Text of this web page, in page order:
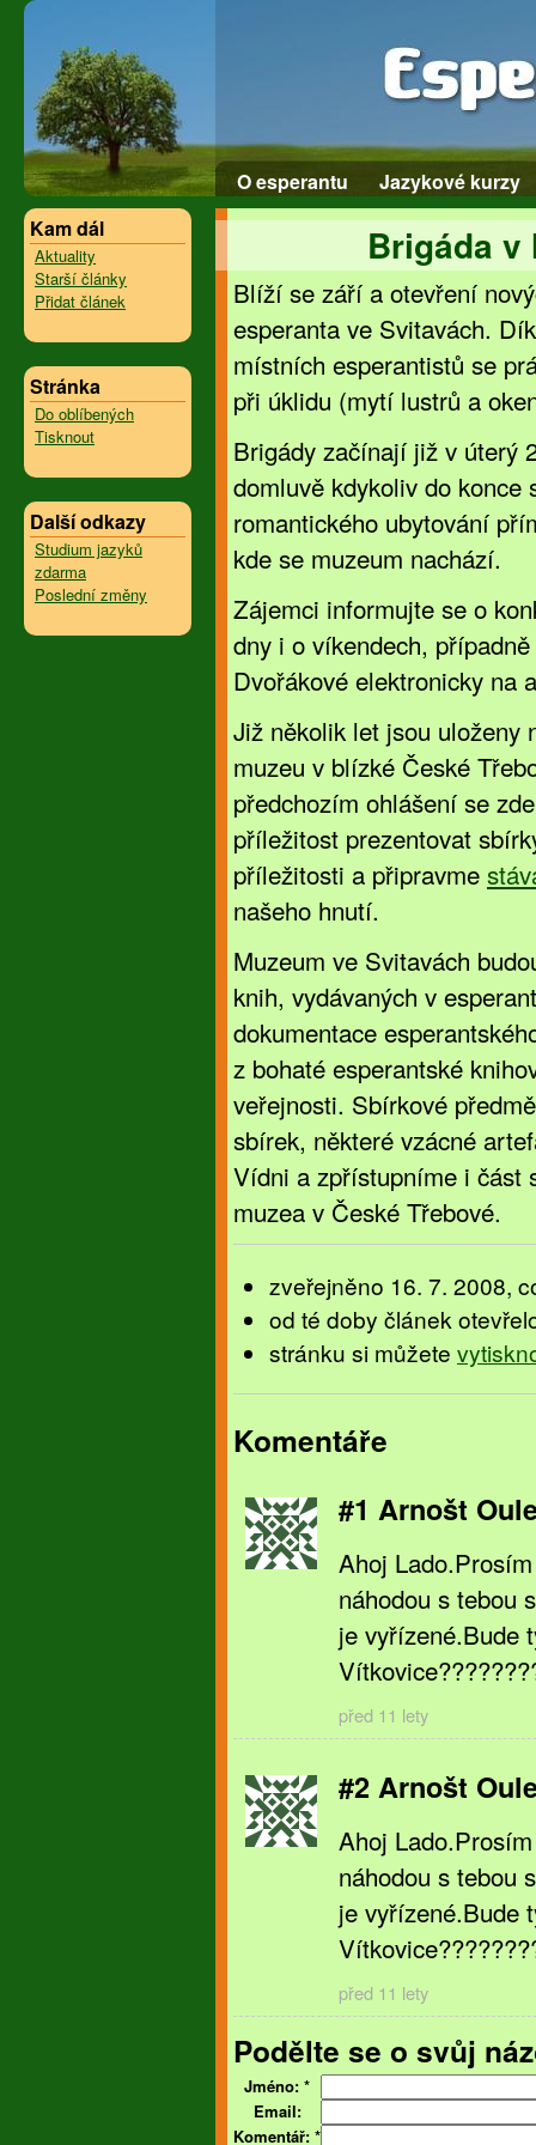
O esperantu
Jazykové kurzy
Kam dál
Aktuality
Starší články
Přidat článek
Stránka
Do oblíbených
Tisknout
Další odkazy
Studium jazyků
zdarma
Poslední změny
Brigáda v
Blíží se září a otevření
esperanta ve Svitavách.
místních esperantistů se
při úklidu (mytí lustrů a
Brigády začínají již v úterý
domluvě kdykoliv do
romantického ubytování
kde se muzeum nachází.
Zájemci informujte se o
dny i o víkendech,
Dvořákové elektronicky na
Již několik let jsou uloženy
muzeu v blízké České
předchozím ohlášení se
příležitost prezentovat
příležitosti a připravme
našeho hnutí.
Muzeum ve Svitavách
knih, vydávaných v
dokumentace
z bohaté esperantské
veřejnosti. Sbírkové
sbírek, některé vzácné
Vídni a zpřístupníme i část
muzea v České Třebové.
zveřejněno 16. 7. 2008,
od té doby článek
stránku si můžete
Komentáře
#1 Arnošt
Ahoj
náhodou s tebou
je vyřízené.Bude
před 11 lety
#2 Arnošt
Ahoj
náhodou s tebou
je vyřízené.Bude
před 11 lety
Podělte se o svůj
Jméno: *
Email:
Komentář: *